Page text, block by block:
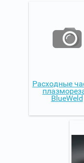
Расходные
BlueWeld